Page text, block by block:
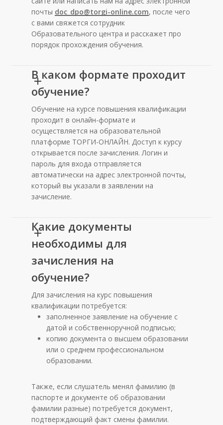
почты doc_dpo@torgi-online.com, после чего
с вами свяжется сотрудник
Образовательного центра и расскажет про
порядок прохождения обучения.
В каком формате проходит
обучение?
Обучение на курсе повышения квалификации
проходит в онлайн-формате и
осуществляется на образовательной
платформе ТОРГИ-ОНЛАЙН. Доступ к курсу
открывается после зачисления. Логин и
пароль для входа отправляется
автоматически на адрес электронной почты,
который вы указали в заявлении на
зачисление.
Какие документы
необходимы для
зачисления на
обучение?
Для зачисления на курс повышения
квалификации потребуется:
заполненное заявление на обучение с
датой и собственноручной подписью;
копию документа о высшем образовании
или о среднем профессиональном
образовании.
Также, если слушатель менял фамилию (в
паспорте и документе об образовании
фамилии разные) потребуется документ,
подтверждающий факт смены фамилии.